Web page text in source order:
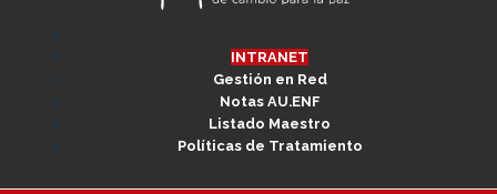
INTRANET
Gestión en Red
Notas AU.ENF
Listado Maestro
Políticas de Tratamiento